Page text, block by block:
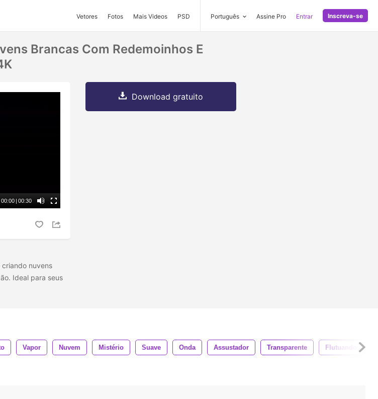
Vetores Fotos Mais Videos PSD Português Assine Pro Entrar Inscreva-se
Brancas Com Redemoinhos E
00:00 | 00:30
nuvens
Ideal para seus
Download gratuito
Vapor Nuvem Mistério Suave Onda Assustador Transparente Flutuando